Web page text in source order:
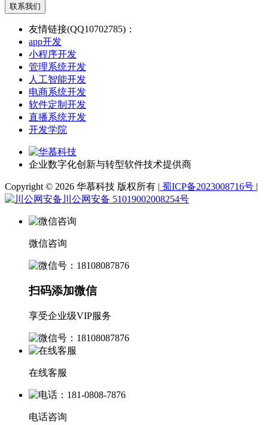
联系我们
友情链接(QQ10702785)：
app开发
小程序开发
管理系统开发
人工智能开发
电商系统开发
软件定制开发
直播系统开发
开发学院
企业数字化创新与转型软件技术提供商
Copyright © 2026 华慕科技 版权所有 | 蜀ICP备2023008716号 |
川公网安备 51019002008254号
微信咨询
扫码添加微信
享受企业级VIP服务
在线客服
电话咨询